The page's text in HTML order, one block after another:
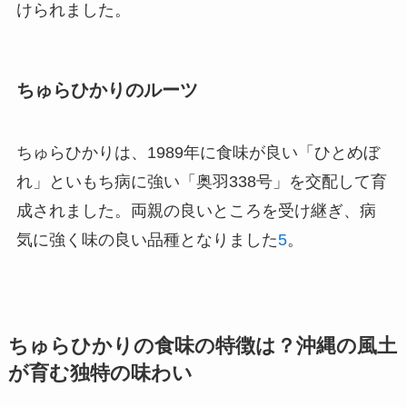
けられました。
ちゅらひかりのルーツ
ちゅらひかりは、1989年に食味が良い「ひとめぼ
れ」といもち病に強い「奥羽338号」を交配して育
成されました。両親の良いところを受け継ぎ、病
気に強く味の良い品種となりました5。
ちゅらひかりの食味の特徴は？沖縄の風土
が育む独特の味わい